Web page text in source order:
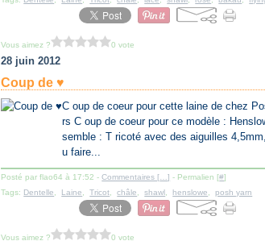
Vous aimez ? 0 vote
28 juin 2012
Coup de ♥
C oup de coeur pour cette laine de chez
rs C oup de coeur pour ce modèle :
semble : T ricoté avec des aiguilles
u faire...
Posté par flao64 à 17:52 -Commentaires [ …] - Permalien [#]
Tags: Dentelle Laine ,Tricot ,châle ,shawl ,henslowe ,posh yarn
Vous aimez ? 0 vote